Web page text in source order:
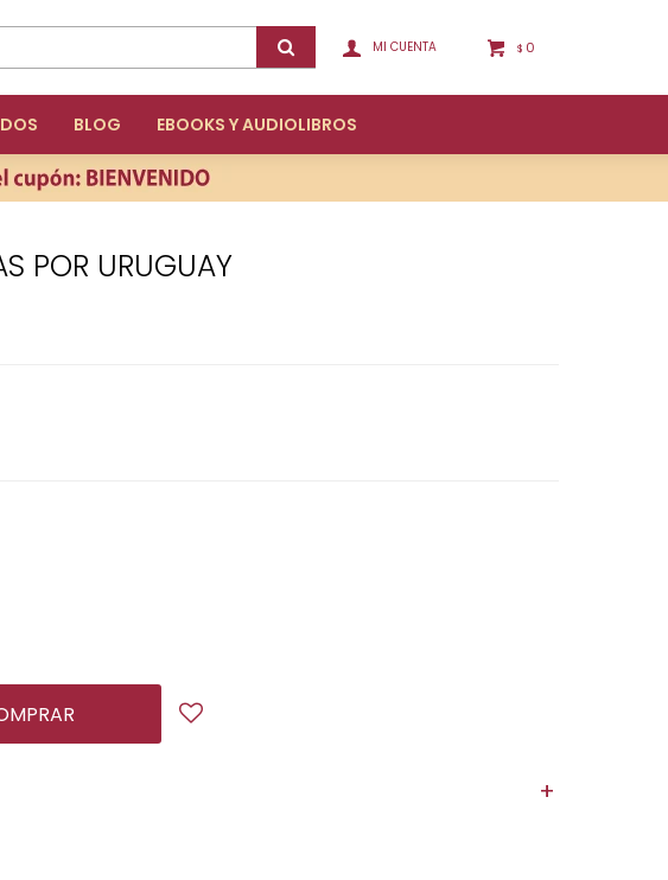
BLOG EBOOKS Y AUDIOLIBROS
$ 0
POR URUGUAY